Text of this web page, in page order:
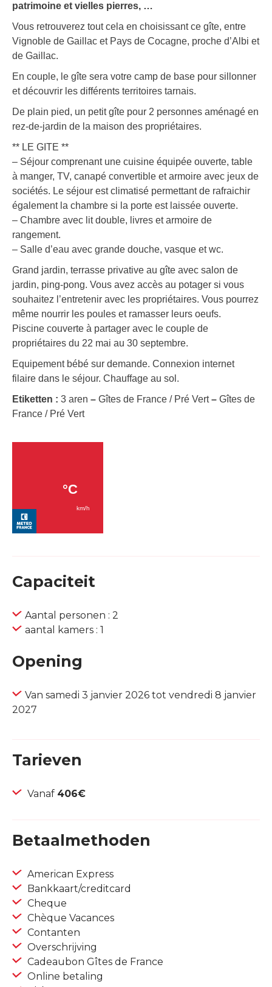
patrimoine et vielles pierres, …
Vous retrouverez tout cela en choisissant ce gîte, entre
Vignoble de Gaillac et Pays de Cocagne, proche d’Albi et
de Gaillac.
En couple, le gîte sera votre camp de base pour sillonner
et découvrir les différents territoires tarnais.
De plain pied, un petit gîte pour 2 personnes aménagé en
rez-de-jardin de la maison des propriétaires.
** LE GITE **
– Séjour comprenant une cuisine équipée ouverte, table
à manger, TV, canapé convertible et armoire avec jeux de
sociétés. Le séjour est climatisé permettant de rafraichir
également la chambre si la porte est laissée ouverte.
– Chambre avec lit double, livres et armoire de
rangement.
– Salle d’eau avec grande douche, vasque et wc.
Grand jardin, terrasse privative au gîte avec salon de
jardin, ping-pong. Vous avez accès au potager si vous
souhaitez l’entretenir avec les propriétaires. Vous pourrez
même nourrir les poules et ramasser leurs oeufs.
Piscine couverte à partager avec le couple de
propriétaires du 22 mai au 30 septembre.
Equipement bébé sur demande. Connexion internet
filaire dans le séjour. Chauffage au sol.
Etiketten : 3 aren – Gîtes de France / Pré Vert– Gîtes de
France / Pré Vert
Capaciteit
Aantal personen : 2
aantal kamers : 1
Opening
Van samedi 3 janvier 2026 tot vendredi 8 janvier
2027
Tarieven
Vanaf 406€
Betaalmethoden
American Express
Bankkaart/creditcard
Cheque
Chèque Vacances
Contanten
Overschrijving
Cadeaubon Gîtes de France
Online betaling